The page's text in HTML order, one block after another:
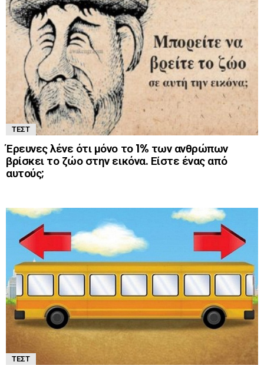
ΤΕΣΤ
Έρευνες λένε ότι μόνο το 1% των ανθρώπων
βρίσκει το ζώο στην εικόνα. Είστε ένας από
αυτούς;
ΤΕΣΤ